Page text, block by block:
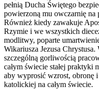
pełnią Ducha Świętego
powierzoną mu owczarnię na
Również kiedy zawakuje
Rzymie i we wszystkich
modlitwy, poparte
Wikariusza Jezusa
szczególną gorliwością
całym świecie stałej
aby wyprosić wzrost, obronę
katolickiej na całym świecie.